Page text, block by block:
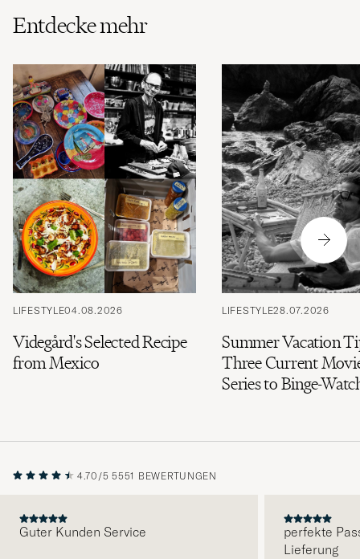
Entdecke mehr
LIFESTYLE04.08.2026
Videgård's Selected Recipe
from Mexico
LIFESTYLE28.07.2026
Summer Vacation
Three Current
Series to Binge-
4.70/5 5551 BEWERTUNGEN
Guter Kunden Service
perfekte
Lieferung